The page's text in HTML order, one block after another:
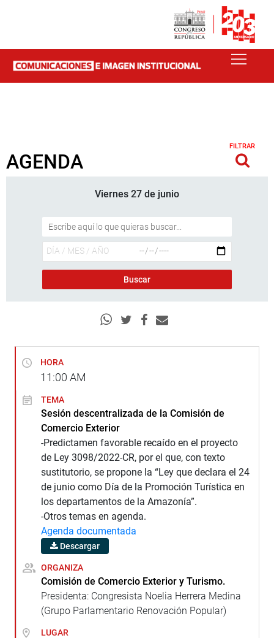
AGENDA
FILTRAR
Viernes 27 de junio
HORA
11:00 AM
TEMA
Sesión descentralizada de la Comisión de
Comercio Exterior
-Predictamen favorable recaído en el proyecto
de Ley 3098/2022-CR, por el que, con texto
sustitutorio, se propone la “Ley que declara el 24
de junio como Día de la Promoción Turística en
los departamentos de la Amazonía”.
-Otros temas en agenda.
Agenda documentada
Descargar
ORGANIZA
Comisión de Comercio Exterior y Turismo.
Presidenta: Congresista Noelia Herrera Medina
(Grupo Parlamentario Renovación Popular)
LUGAR